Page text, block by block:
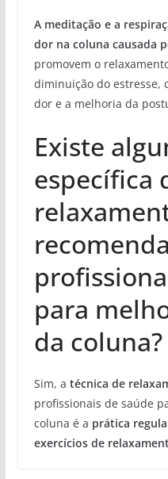
A meditação e a
dor na coluna causada
promovem o
diminuição do estresse,
dor e a melhoria da
Existe
específica
para
da coluna?
Sim, a técnica de
profissionais de saúde
coluna é a prática
exercícios de